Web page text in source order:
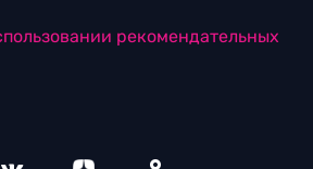
рекомендательных